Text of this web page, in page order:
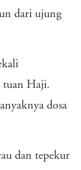
dari ujung
tuan Haji.
dosa
dan tepekur